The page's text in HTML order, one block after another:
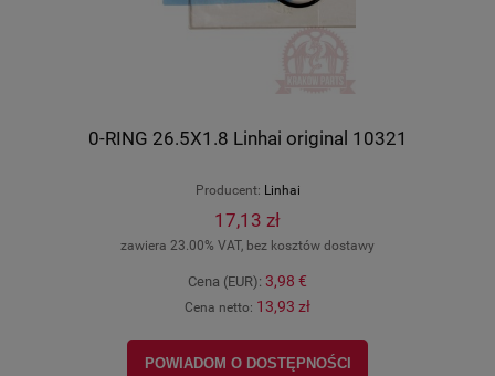
0-RING 26.5X1.8 Linhai original 10321
Producent: Linhai
17,13 zł
zawiera 23.00% VAT, bez kosztów dostawy
Cena (EUR): 3,98 €
Cena netto: 13,93 zł
POWIADOM O DOSTĘPNOŚCI